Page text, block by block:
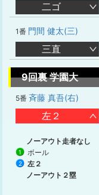
二ゴ
1番 門間 健太(三)
三直
9回裏 学園大
5番 斉藤 真吾(右)
左２
ノーアウト走者なし
1 ボール
2
左２
ノーアウト２塁